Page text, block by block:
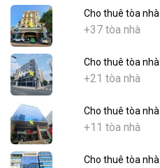
Cho thuê tòa
+37 tòa nhà
Cho thuê tòa
+21 tòa nhà
Cho thuê tòa
+11 tòa nhà
Cho thuê tòa